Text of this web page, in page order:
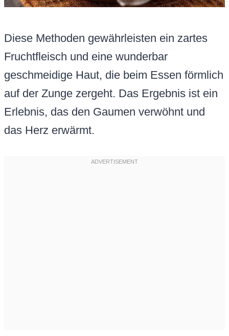
Diese Methoden gewährleisten ein zartes
Fruchtfleisch und eine wunderbar
geschmeidige Haut, die beim Essen förmlich
auf der Zunge zergeht. Das Ergebnis ist ein
Erlebnis, das den Gaumen verwöhnt und
das Herz erwärmt.